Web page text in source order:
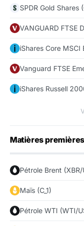
SPDR Gold Shares
VANGUARD FTSE
iShares Core MSCI
Vanguard FTSE
iShares Russell
Matières
Pétrole Brent (XBR/
Maïs (C_1)
Pétrole WTI (WTI/